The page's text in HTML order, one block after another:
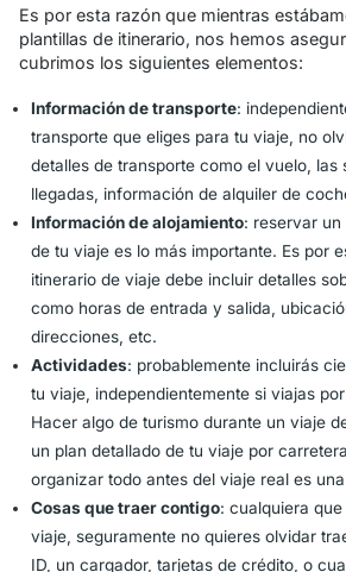
Es por esta razón que mientras
plantillas de itinerario, nos hemos
cubrimos los siguientes elementos:
Información de transporte:
transporte que eliges para tu viaje, no
detalles de transporte como el vuelo, las
llegadas, información de alquiler de
Información de alojamiento: reservar un
de tu viaje es lo más importante. Es por
itinerario de viaje debe incluir detalles
como horas de entrada y salida,
direcciones, etc.
Actividades: probablemente incluirás
tu viaje, independientemente si viajas
Hacer algo de turismo durante un viaje
un plan detallado de tu viaje por
organizar todo antes del viaje real es
Cosas que traer contigo: cualquiera
viaje, seguramente no quieres olvidar
ID, un cargador, tarjetas de crédito, o